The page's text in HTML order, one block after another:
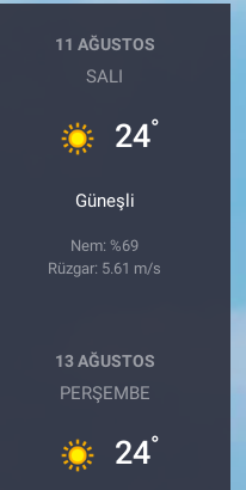
11 AĞUSTOS
SALI
24°
Güneşli
Nem: %69
Rüzgar: 5.61 m/s
13 AĞUSTOS
PERŞEMBE
24°